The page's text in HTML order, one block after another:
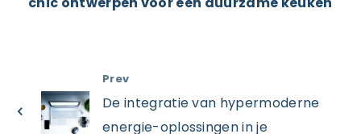
Prev
De integratie van hypermoderne
energie-oplossingen in je